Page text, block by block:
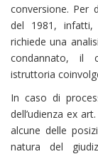
conversione. Per
del 1981, infatti,
richiede una
condannato, il
istruttoria
In caso di
dell’udienza ex
alcune delle
natura del